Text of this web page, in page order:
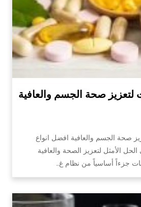
لتعزيز صحة الجسم والعافية
صحة الجسم والعافية افضل انواع
الأمثل لتعزيز الصحة والعافية
جزءاً أساسياً من نظام غ…